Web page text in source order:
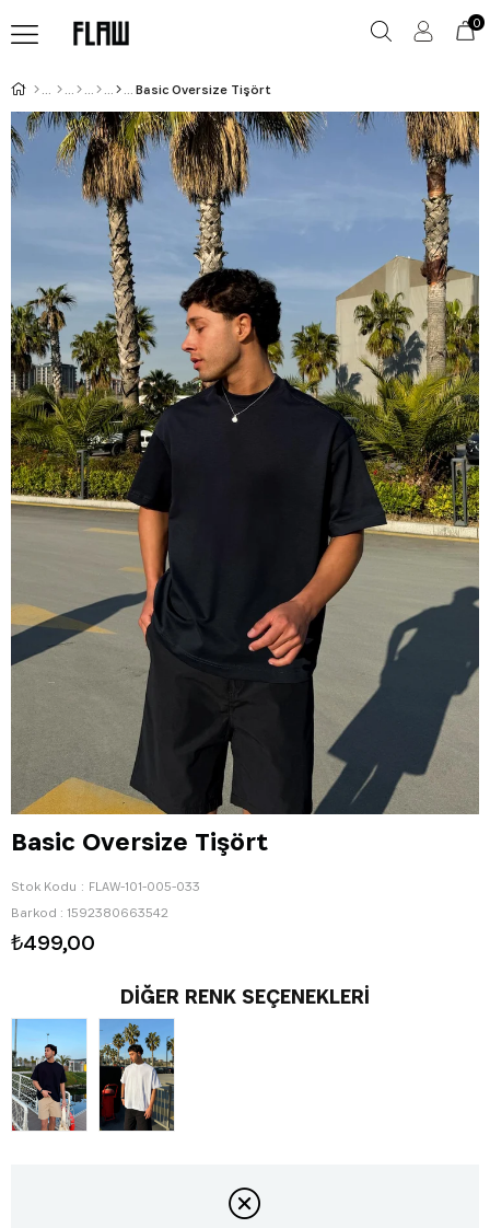
0
Basic Oversize Tişört
Basic Oversize Tişört
Stok Kodu
FLAW-101-005-033
Barkod : 1592380663542
₺499,00
DIĞER RENK SEÇENEKLERI